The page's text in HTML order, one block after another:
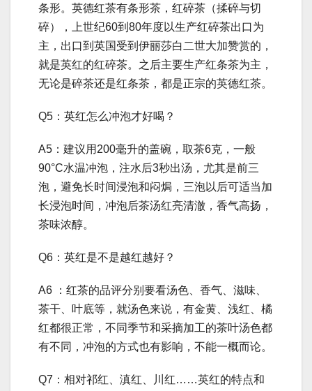
条形。英德红茶有条形茶，红碎茶（揉碎与切
碎），上世纪60到80年度以生产红碎茶出口为
主，出口到英国受到伊丽莎白二世大加赞赏的，
就是英红的红碎茶。之后主要生产红条茶为主，
无论是碎茶还是红条茶，都是正宗的英德红茶。
Q5：英红怎么冲泡才好喝？
A5：建议用200毫升的盖碗，取茶6克，一般
90°C水温冲泡，注水后3秒出汤，尤其是前三
泡，避免长时间浸泡和闷焗，三泡以后可适当加
长浸泡时间，冲泡后茶汤红亮清澈，香气高扬，
茶味浓醇。
Q6：英红是不是越红越好？
A6 ：红茶的品评分别要看汤色、香气、滋味、
茶干、叶底等，就汤色来说，有金黄、浅红、橘
红都很正常，不同季节和采摘加工的茶叶汤色都
有不同，冲泡的方式也有影响，不能一概而论。
Q7：相对祁红、滇红、川红……英红的特点和